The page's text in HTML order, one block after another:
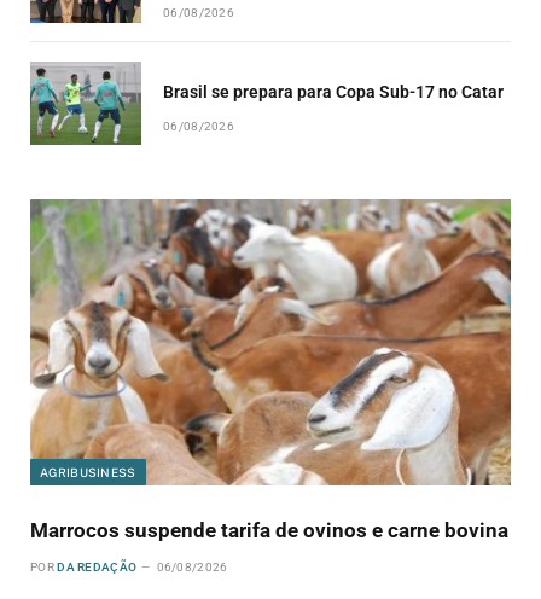
06/08/2026
Brasil se prepara para Copa Sub-17 no Catar
06/08/2026
AGRIBUSINESS
Marrocos suspende tarifa de ovinos e carne bovina
POR DA REDAÇÃO 06/08/2026